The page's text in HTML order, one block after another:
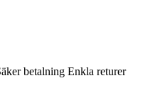
betalning Enkla returer